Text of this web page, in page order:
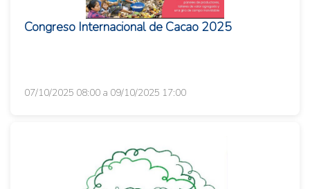
Congreso Internacional de Cacao 2025
07/10/2025 08:00 a 09/10/2025 17:00